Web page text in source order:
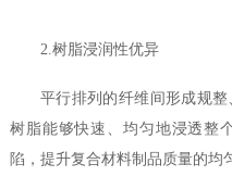
2.树脂浸润性优异
平行排列的纤维间形成规整
树脂能够快速、均匀地浸透整
陷，提升复合材料制品质量的均